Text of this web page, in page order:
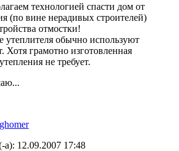
технологией спасти дом от
(по вине нерадивых строителей)
отмостки!
утеплителя обычно используют
Хотя грамотно изготовленная
не требует.
а): 12.09.2007 17:48